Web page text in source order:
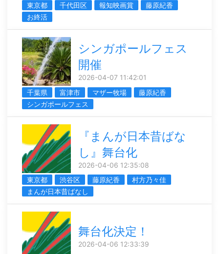
東京都
千代田区 報知映画賞
藤原紀香
お終活
シンガポールフェス
開催
2026-04-07 11:42:01
千葉県
富津市 マザー牧場
藤原紀香
シンガポールフェス
『まんが日本昔ばな
し』舞台化
2026-04-06 12:35:08
東京都
渋谷区 藤原紀香
村方乃々佳
まんが日本昔ばなし
舞台化決定！
2026-04-06 12:33:39